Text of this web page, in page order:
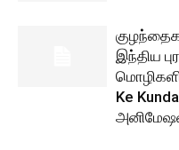
இந்திய
Ke